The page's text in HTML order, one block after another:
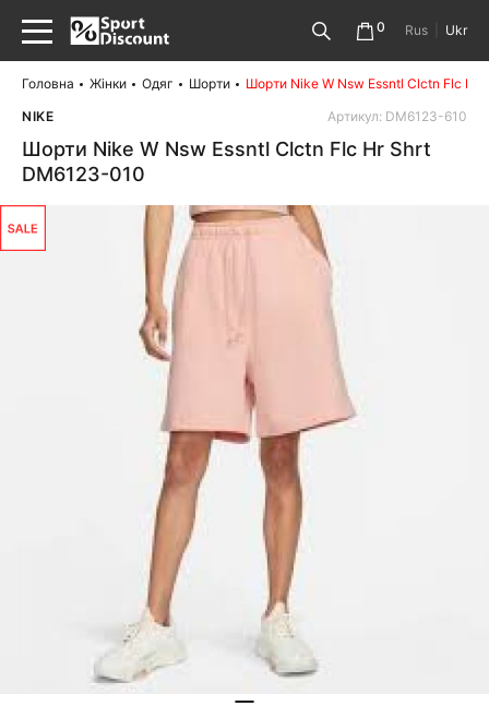
0 Rus Ukr
Головна Жінки Одяг Шорти
Шорти Nike W Nsw Essntl Clctn Flc Hr
NIKE
Артикул: DM6123-610
Шорти Nike W Nsw Essntl Clctn Flc Hr Shrt
DM6123-010